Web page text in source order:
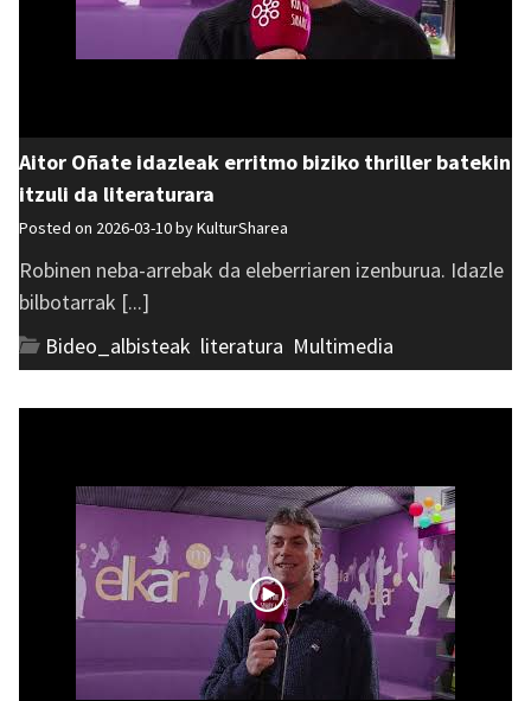
Aitor Oñate idazleak erritmo biziko thriller batekin
itzuli da literaturara
Posted on 2026-03-10 byKulturSharea
Robinen neba-arrebak da eleberriaren izenburua. Idazle
bilbotarrak [...]
Bideo_albisteak literatura Multimedia